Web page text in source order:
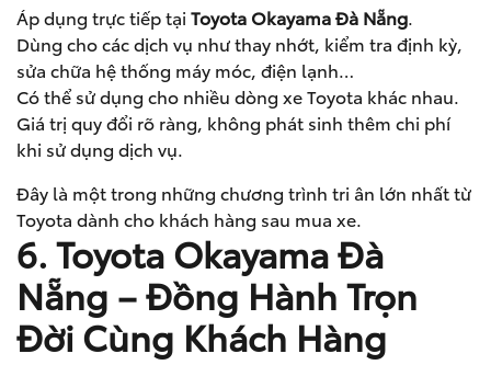
Áp dụng trực tiếp tại Toyota Okayama Đà Nẵng.
Dùng cho các dịch vụ như thay nhớt, kiểm tra định kỳ,
sửa chữa hệ thống máy móc, điện lạnh…
Có thể sử dụng cho nhiều dòng xe Toyota khác nhau.
Giá trị quy đổi rõ ràng, không phát sinh thêm chi phí
khi sử dụng dịch vụ.
Đây là một trong những chương trình tri ân lớn nhất từ
Toyota dành cho khách hàng sau mua xe.
6. Toyota Okayama Đà
Nẵng – Đồng Hành Trọn
Đời Cùng Khách Hàng